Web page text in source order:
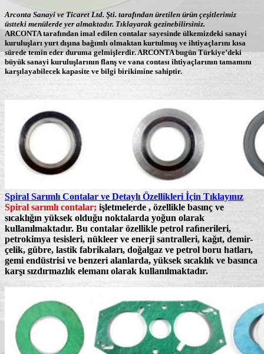
Arconta Sanayi ve Ticaret Ltd. Şti. tarafından üretilen ürün çeşitlerimiz
üstteki menülerde yer almaktadır. Tıklayarak gezinebilirsiniz.
ARCONTA tarafından imal edilen contalar sayesinde ülkemizdeki sanayi
kuruluşları yurt dışına bağımlı olmaktan kurtulmuş ve ihtiyaçlarını kısa
sürede temin eder duruma gelmişlerdir. ARCONTA bugün Türkiye’deki
büyük sanayi kuruluşlarının flanş ve vana contası ihtiyaçlarının tamamını
karşılayabilecek kapasite ve bilgi birikimine sahiptir.
Spiral Sarımlı Contalar ve Detaylı Özellikleri İçin Tıklayınız
Spiral sarımlı contalar; işletmelerde , özellikle basınç ve
sıcaklığın yüksek olduğu noktalarda yoğun olarak
kullanılmaktadır. Bu contalar özellikle petrol raﬁnerileri,
petrokimya tesisleri, nükleer ve enerji santralleri, kağıt, demir-
çelik, gübre, lastik fabrikaları, doğalgaz ve petrol boru hatları,
gemi endüstrisi ve benzeri alanlarda, yüksek sıcaklık ve basınca
karşı sızdırmazlık elemanı olarak kullanılmaktadır.